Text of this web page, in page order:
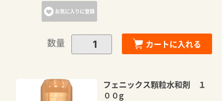
お気に入りに登録
数量 カートに入れる
フェニックス顆粒水和剤 １
００g